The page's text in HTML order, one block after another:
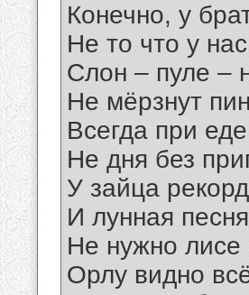
Конечно, у
Не то что у
Слон – пуле –
Не мёрзнут
Всегда при
Не дня без
У зайца
И лунная
Не нужно
Орлу видно